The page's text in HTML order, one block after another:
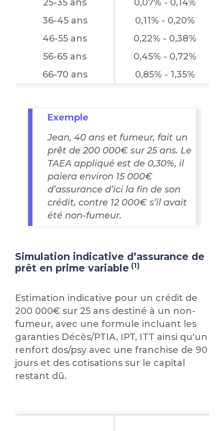
25-35 ans
0,07% - 0,14%
36-45 ans
0,11% - 0,20%
46-55 ans
0,22% - 0,38%
56-65 ans
0,45% - 0,72%
66-70 ans
0,85% - 1,35%
Exemple
Jean, 40 ans et fumeur, fait un
prêt de 200 000€ sur 25 ans. Le
TAEA appliqué est de 0,30%, il
paiera environ 15 000€
d’assurance d’ici la fin de son
crédit, contre 12 000€ s’il avait
été non-fumeur.
Simulation indicative d’assurance de
prêt en prime variable (1)
Estimation indicative pour un crédit de
200 000€ sur 25 ans destiné à un non-
fumeur, avec une formule incluant les
garanties Décès/PTIA, IPT, ITT ainsi qu'un
renfort dos/psy avec une franchise de 90
jours et des cotisations sur le capital
restant dû.